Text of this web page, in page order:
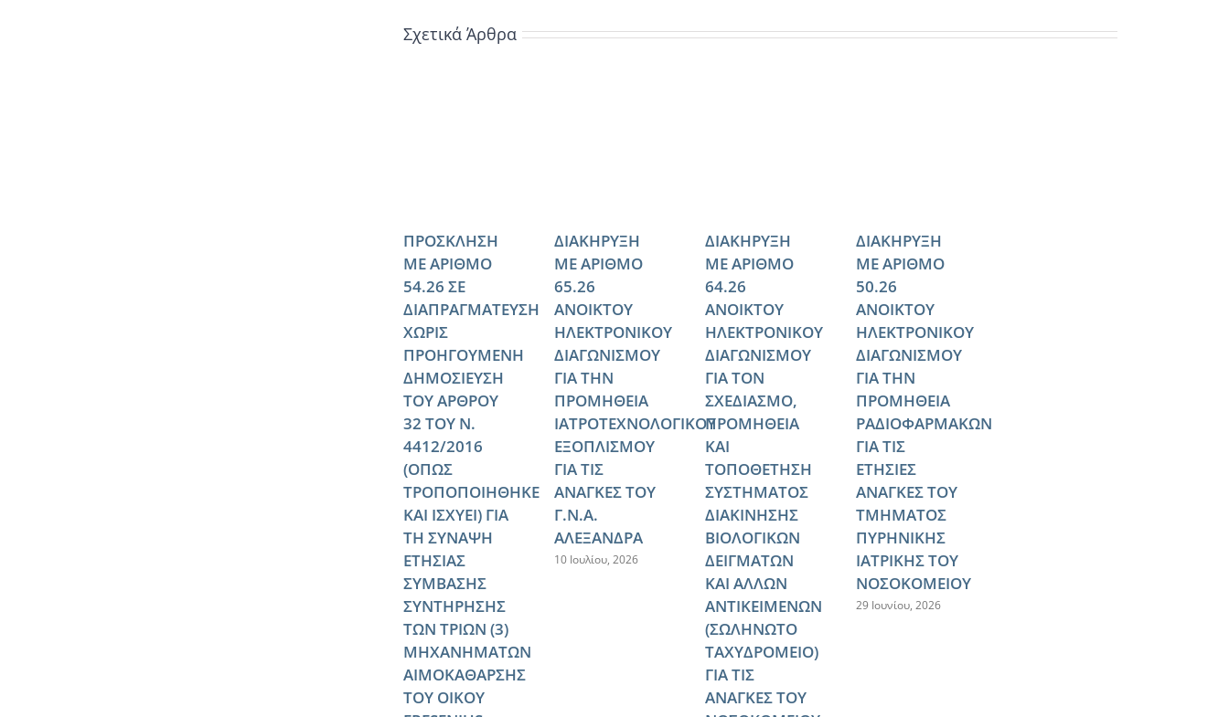
Σχετικά Άρθρα
ΠΡΟΣΚΛΗΣΗ
ΜΕ ΑΡΙΘΜΟ
54.26 ΣΕ
ΔΙΑΠΡΑΓΜΑΤΕΥΣΗ
ΧΩΡΙΣ
ΠΡΟΗΓΟΥΜΕΝΗ
ΔΗΜΟΣΙΕΥΣΗ
ΤΟΥ ΑΡΘΡΟΥ
32 ΤΟΥ Ν.
4412/2016
(ΟΠΩΣ
ΤΡΟΠΟΠΟΙΗΘΗΚΕ
ΚΑΙ ΙΣΧΥΕΙ) ΓΙΑ
ΤΗ ΣΥΝΑΨΗ
ΕΤΗΣΙΑΣ
ΣΥΜΒΑΣΗΣ
ΣΥΝΤΗΡΗΣΗΣ
ΤΩΝ ΤΡΙΩΝ (3)
ΜΗΧΑΝΗΜΑΤΩΝ
ΑΙΜΟΚΑΘΑΡΣΗΣ
ΤΟΥ ΟΙΚΟΥ
ΔΙΑΚΗΡΥΞΗ
ΜΕ ΑΡΙΘΜΟ
65.26
ΑΝΟΙΚΤΟΥ
ΗΛΕΚΤΡΟΝΙΚΟΥ
ΔΙΑΓΩΝΙΣΜΟΥ
ΓΙΑ ΤΗΝ
ΠΡΟΜΗΘΕΙΑ
ΙΑΤΡΟΤΕΧΝΟΛΟΓΙΚΟΥ
ΕΞΟΠΛΙΣΜΟΥ
ΓΙΑ ΤΙΣ
ΑΝΑΓΚΕΣ ΤΟΥ
Γ.Ν.Α.
ΑΛΕΞΑΝΔΡΑ
10 Ιουλίου, 2026
ΔΙΑΚΗΡΥΞΗ
ΜΕ ΑΡΙΘΜΟ
64.26
ΑΝΟΙΚΤΟΥ
ΗΛΕΚΤΡΟΝΙΚΟΥ
ΔΙΑΓΩΝΙΣΜΟΥ
ΓΙΑ ΤΟΝ
ΣΧΕΔΙΑΣΜΟ,
ΠΡΟΜΗΘΕΙΑ
ΚΑΙ
ΤΟΠΟΘΕΤΗΣΗ
ΣΥΣΤΗΜΑΤΟΣ
ΔΙΑΚΙΝΗΣΗΣ
ΒΙΟΛΟΓΙΚΩΝ
ΔΕΙΓΜΑΤΩΝ
ΚΑΙ ΑΛΛΩΝ
ΑΝΤΙΚΕΙΜΕΝΩΝ
(ΣΩΛΗΝΩΤΟ
ΤΑΧΥΔΡΟΜΕΙΟ)
ΓΙΑ ΤΙΣ
ΑΝΑΓΚΕΣ ΤΟΥ
ΔΙΑΚΗΡΥΞΗ
ΜΕ ΑΡΙΘΜΟ
50.26
ΑΝΟΙΚΤΟΥ
ΗΛΕΚΤΡΟΝΙΚΟΥ
ΔΙΑΓΩΝΙΣΜΟΥ
ΓΙΑ ΤΗΝ
ΠΡΟΜΗΘΕΙΑ
ΡΑΔΙΟΦΑΡΜΑΚΩΝ
ΓΙΑ ΤΙΣ
ΕΤΗΣΙΕΣ
ΑΝΑΓΚΕΣ ΤΟΥ
ΤΜΗΜΑΤΟΣ
ΠΥΡΗΝΙΚΗΣ
ΙΑΤΡΙΚΗΣ ΤΟΥ
ΝΟΣΟΚΟΜΕΙΟΥ
29 Ιουνίου, 2026